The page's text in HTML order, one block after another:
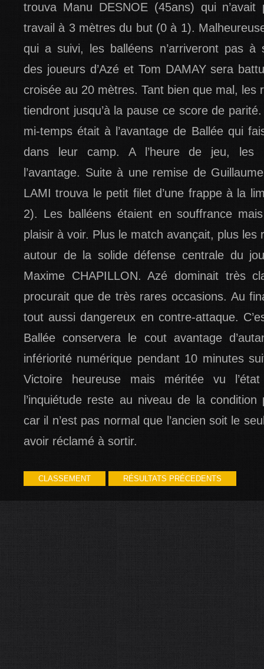
trouva Manu DESNOE (45ans) qui n’avait
travail à 3 mètres du but (0 à 1).
qui a suivi, les balléens n’arriveront pas à
des joueurs d’Azé et Tom DAMAY sera
croisée au 20 mètres. Tant bien que mal, les
tiendront jusqu’à la pause ce score de
mi-temps était à l’avantage de Ballée qui
dans leur camp. A l’heure de jeu, les
l’avantage. Suite à une remise de
LAMI trouva le petit filet d’une frappe à la
2). Les balléens étaient en souffrance
plaisir à voir. Plus le match avançait, plus les
autour de la solide défense centrale du
Maxime CHAPILLON. Azé dominait très
procurait que de très rares occasions. Au
tout aussi dangereux en contre-attaque.
Ballée conservera le cout avantage
infériorité numérique pendant 10 minutes
Victoire heureuse mais méritée vu l’état
l’inquiétude reste au niveau de la
car il n’est pas normal que l’ancien soit le
avoir réclamé à sortir.
CLASSEMENT RÉSULTATS PRÉCEDENTS